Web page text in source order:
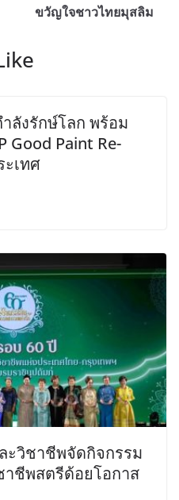
ขวัญใจชาวไทยมุสลิม
ลังรักษ์โลก พร้อม
Good Paint Re-
เทศ
ะวิชาชีพจัดกิจกรรม
าชีพสตรีด้อยโอกาส